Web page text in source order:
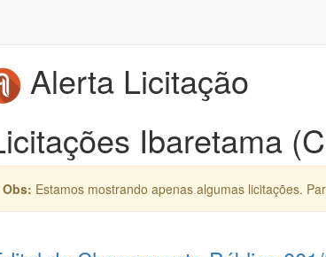
Alerta Licitação
Ibaretama
Obs: Estamos mostrando apenas algumas licitações.